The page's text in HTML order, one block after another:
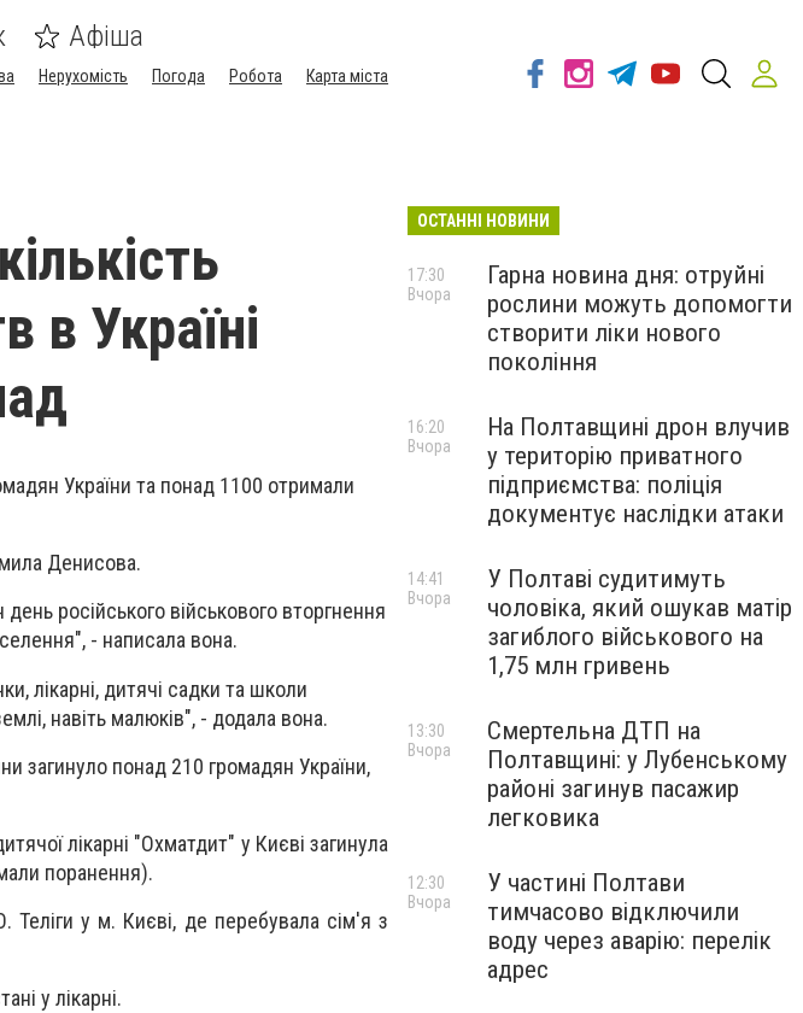
Афіша
Нерухомість Погода Робота
Карта міста
в Україні
України та понад 1100 отримали
Денисова.
російського військового вторгнення
- написала вона.
лікарні, дитячі садки та школи
навіть малюків", - додала вона.
загинуло понад 210 громадян України,
лікарні "Охматдит" у Києві загинула
поранення).
Теліги у м. Києві, де перебувала сім'я з
у лікарні.
ОСТАННІ НОВИНИ
Гарна новина дня: отруйні
рослини можуть допомогти
створити ліки нового
покоління
17:30
Вчора
На Полтавщині дрон влучив
у територію приватного
підприємства: поліція
документує наслідки атаки
16:20
Вчора
У Полтаві судитимуть
чоловіка, який ошукав матір
загиблого військового на
1,75 млн гривень
14:41
Вчора
Смертельна ДТП на
Полтавщині: у Лубенському
районі загинув пасажир
легковика
13:30
Вчора
У частині Полтави
тимчасово відключили
воду через аварію: перелік
адрес
12:30
Вчора